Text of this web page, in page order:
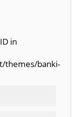
in
themes/banki-